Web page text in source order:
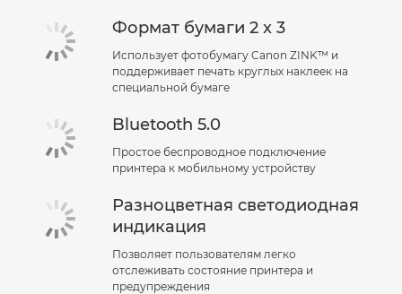
Формат бумаги 2 x 3
Использует фотобумагу Canon ZINK™ и
поддерживает печать круглых наклеек на
специальной бумаге
Bluetooth 5.0
Простое беспроводное подключение
принтера к мобильному устройству
Разноцветная светодиодная
индикация
Позволяет пользователям легко
отслеживать состояние принтера и
предупреждения